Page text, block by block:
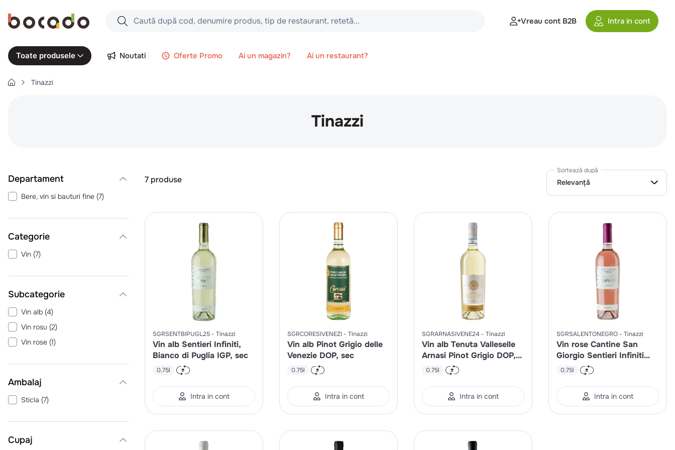
Caută după cod, denumire produs, tip de restaurant, retetă...
Căutări populare
10.pizza
Vreau cont B2B Intra in cont
Toate produsele Noutati Oferte Promo Ai un magazin? Ai un restaurant?
Tinazzi
Tinazzi
Departament
Bere, vin si bauturi fine (7)
Categorie
Vin (7)
Vin alb (4)
Vin rosu (2)
Vin rose (1)
Ambalaj
Sticla (7)
Cupaj
7 produse
Sortează după
Relevanță
SGRSENTBIPUGL25 Tinazzi
Vin alb Sentieri Infiniti,
Bianco di Puglia IGP, sec
0.75l
Intra in cont
SGRCORESIVENEZI Tinazzi
Vin alb Pinot Grigio delle
Venezie DOP, sec
0.75l
Intra in cont
SGRARNASIVENE24 Tinazzi
Vin alb Tenuta Valleselle
Arnasi Pinot Grigio DOP,
sec
0.75l
Intra in cont
SGRSALENTONEGRO Tinazzi
Vin rose Cantine San
Giorgio Sentieri Infiniti
IGP, sec
0.75l
Intra in cont